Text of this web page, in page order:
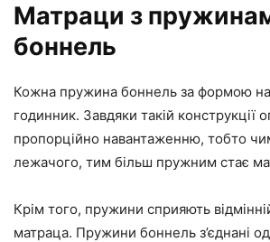
Матраци з
боннель
Кожна пружина боннель за формою
годинник. Завдяки такій конструкції
пропорційно навантаженню, тобто
лежачого, тим більш пружним стає
Крім того, пружини сприяють
матраца. Пружини боннель з’єднані